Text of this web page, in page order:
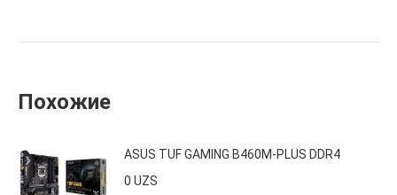
Похожие
ASUS TUF GAMING B460M-PLUS DDR4
0 UZS